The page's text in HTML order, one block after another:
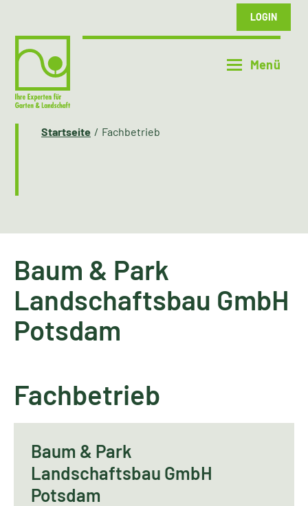
LOGIN
Startseite Fachbetrieb
Baum & Park
Landschaftsbau GmbH
Potsdam
Fachbetrieb
Baum & Park
Landschaftsbau GmbH
Potsdam